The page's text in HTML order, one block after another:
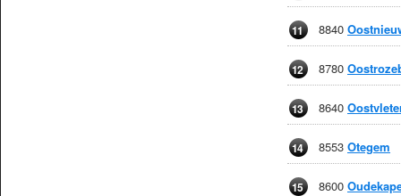
11 8840
12 8780
13 8640
14 8553 Otegem
15 8600